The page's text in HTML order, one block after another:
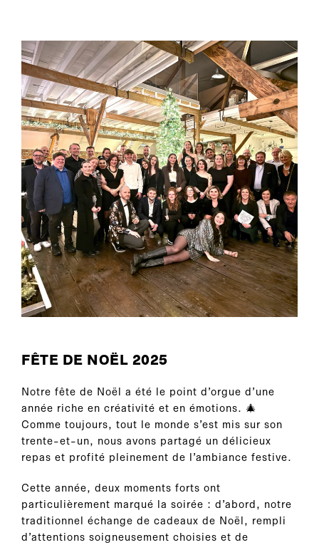
FÊTE DE NOËL 2025
Notre fête de Noël a été le point d’orgue d’une
année riche en créativité et en émotions. 🎄
Comme toujours, tout le monde s’est mis sur son
trente-et-un, nous avons partagé un délicieux
repas et profité pleinement de l’ambiance festive.
Cette année, deux moments forts ont
particulièrement marqué la soirée : d’abord, notre
traditionnel échange de cadeaux de Noël, rempli
d’attentions soigneusement choisies et de